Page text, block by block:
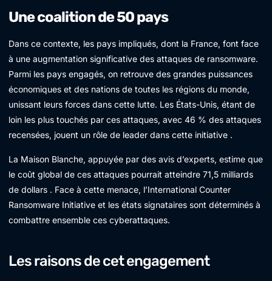
Une coalition de 50 pays
Dans ce contexte, les pays impliqués, dont la France, font face
à une augmentation significative des attaques de ransomware.
Parmi les pays engagés, on retrouve des grandes puissances
économiques et des nations de toutes les régions du monde,
unissant leurs forces dans cette lutte. Les États-Unis, étant de
loin les plus touchés par ces attaques, avec 46 % des attaques
recensées, jouent un rôle de leader dans cette initiative .
La Maison Blanche, appuyée par des avis d’experts, estime que
le coût global de ces attaques pourrait atteindre 71,5 milliards
de dollars . Face à cette menace, l’International Counter
Ransomware Initiative et les états signataires sont déterminés à
combattre ensemble ces cyberattaques.
Les raisons de cet engagement